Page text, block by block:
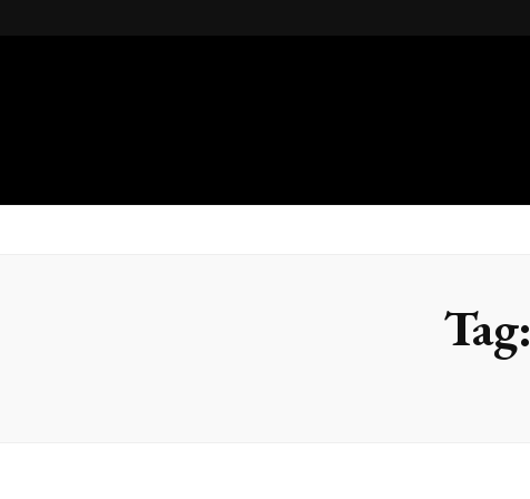
Gsteel
Tag: